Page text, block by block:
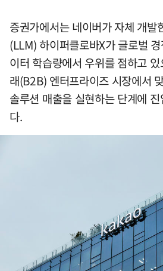
증권가에서는 네이버가 자체 개발
(LLM) 하이퍼클로바X가 글로벌
이터 학습량에서 우위를 점하고
래(B2B) 엔터프라이즈 시장에서
솔루션 매출을 실현하는 단계에
다.